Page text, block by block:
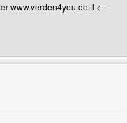
www.verden4you.de.tl <---
verden4you